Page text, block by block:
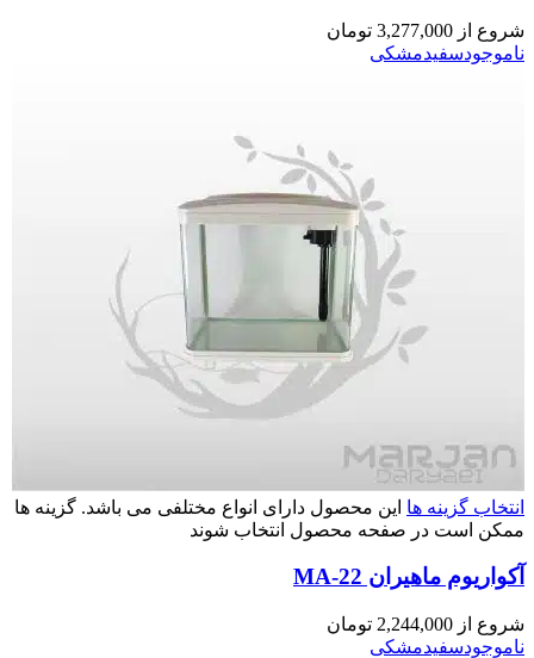
شروع از 3,277,000 تومان
ناموجودسفیدمشکی
انتخاب گزینه ها این محصول دارای انواع مختلفی می باشد. گزینه ها
ممکن است در صفحه محصول انتخاب شوند
آکواریوم ماهیران MA-22
شروع از 2,244,000 تومان
ناموجودسفیدمشکی